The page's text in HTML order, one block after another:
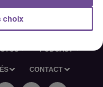
PODCAST
CONTACT
choix